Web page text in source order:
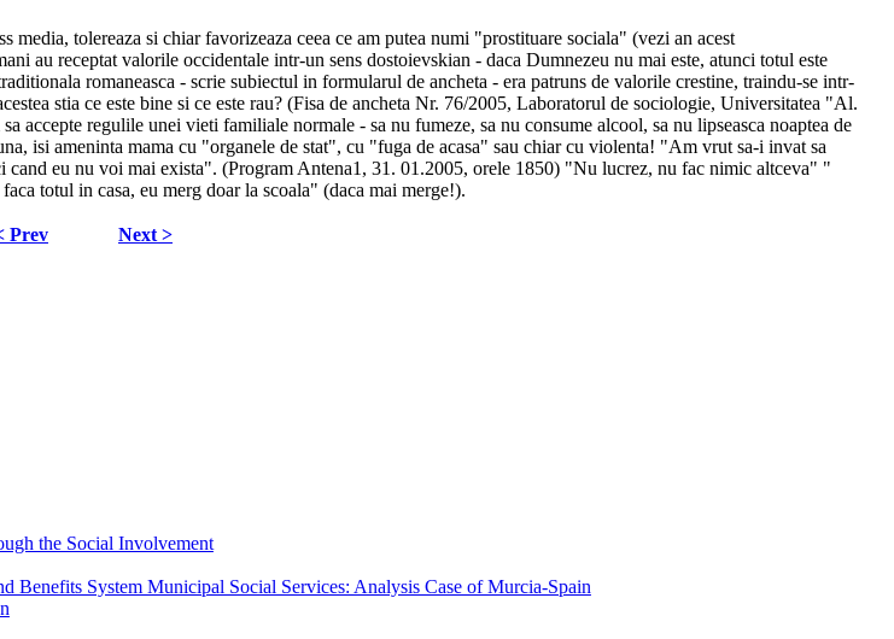
media, tolereaza si chiar favorizeaza ceea ce am putea numi "prostituare sociala" (vezi an acest
au receptat valorile occidentale intr-un sens dostoievskian - daca Dumnezeu nu mai este, atunci totul este
romaneasca - scrie subiectul in formularul de ancheta - era patruns de valorile crestine, traindu-se intr-
stia ce este bine si ce este rau? (Fisa de ancheta Nr. 76/2005, Laboratorul de sociologie, Universitatea "Al.
regulile unei vieti familiale normale - sa nu fumeze, sa nu consume alcool, sa nu lipseasca noaptea de
isi ameninta mama cu "organele de stat", cu "fuga de acasa" sau chiar cu violenta! "Am vrut sa-i invat sa
cand eu nu voi mai exista". (Program Antena1, 31. 01.2005, orele 1850) "Nu lucrez, nu fac nimic altceva" "
totul in casa, eu merg doar la scoala" (daca mai merge!).
Prev Next >
the Social Involvement
Benefits System Municipal Social Services: Analysis Case of Murcia-Spain